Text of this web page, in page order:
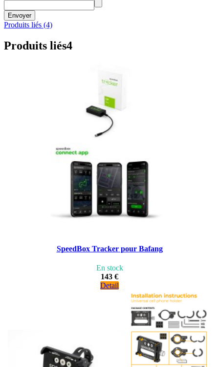
Envoyer
Produits liés (4)
Produits liés4
SpeedBox Tracker pour Bafang
En stock
143 €
Detail